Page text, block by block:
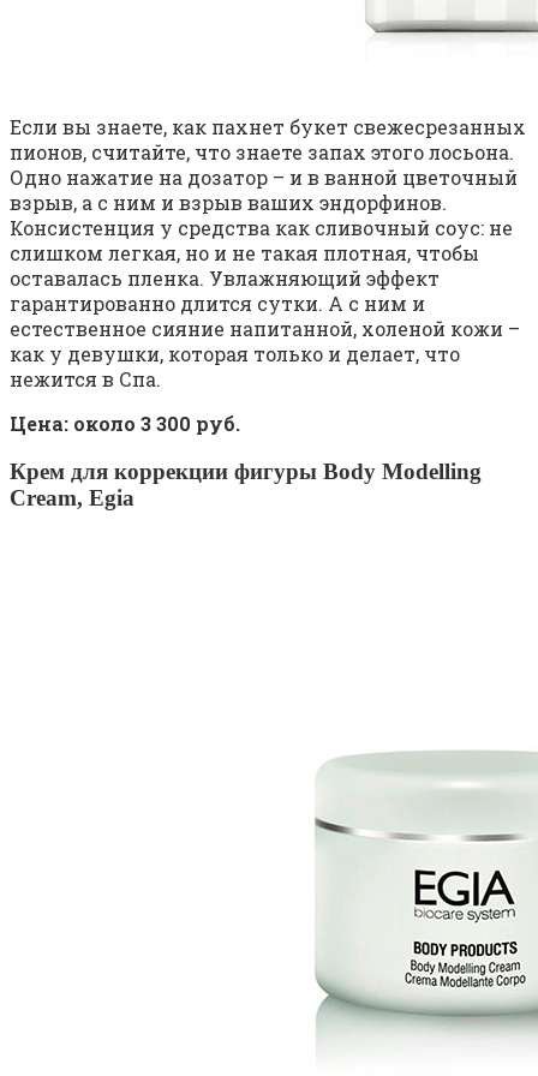
Если вы знаете, как пахнет букет свежесрезанных
пионов, считайте, что знаете запах этого лосьона.
Одно нажатие на дозатор – и в ванной цветочный
взрыв, а с ним и взрыв ваших эндорфинов.
Консистенция у средства как сливочный соус: не
слишком легкая, но и не такая плотная, чтобы
оставалась пленка. Увлажняющий эффект
гарантированно длится сутки. А с ним и
естественное сияние напитанной, холеной кожи –
как у девушки, которая только и делает, что
нежится в Спа.
Цена: около 3 300 руб.
Крем для коррекции фигуры Body Modelling
Cream, Egia